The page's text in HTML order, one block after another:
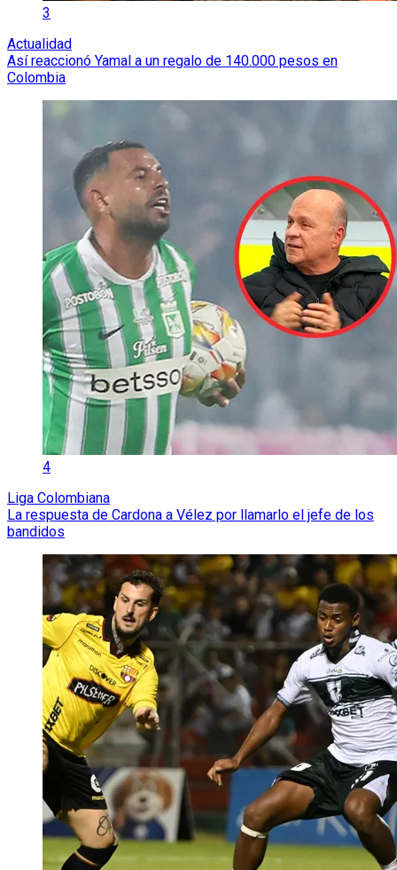
3
Actualidad
Así reaccionó Yamal a un regalo de 140.000 pesos en
Colombia
4
Liga Colombiana
La respuesta de Cardona a Vélez por llamarlo el jefe de los
bandidos